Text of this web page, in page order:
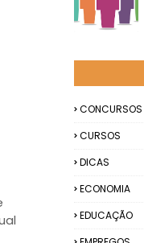
CONCURSOS
CURSOS
DICAS
ECONOMIA
EDUCAÇÃO